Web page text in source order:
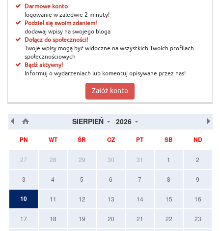
Darmowe konto
logowanie w zaledwie 2 minuty!
Podziel się swoim zdaniem!
dodawaj wpisy na swojego bloga
Dołącz do społeczności!
Twoje wpisy mogą być widoczne na wszystkich Twoich profilach
społecznościowych
Bądź aktywny!
Informuj o wydarzeniach lub komentuj opisywane przez nas!
Załóż konto
SIERPIEŃ 2026
PN WT ŚR CZ PT SB ND
27 28 29 30 31 1 2
3 4 5 6 7 8 9
10 11 12 13 14 15 16
17 18 19 20 21 22 23